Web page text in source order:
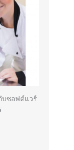
บซอฟต์แวร์